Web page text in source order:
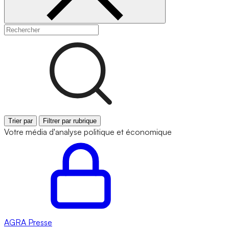
Trier par Filtrer par rubrique
Votre média d'analyse politique et économique
AGRA Presse